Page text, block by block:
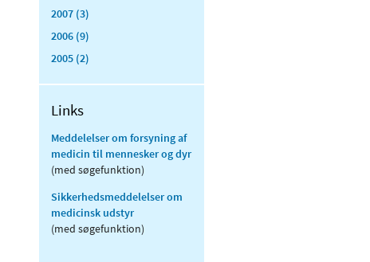
2007 (3)
2006 (9)
2005 (2)
Links
Meddelelser om forsyning af
medicin til mennesker og dyr
(med søgefunktion)
Sikkerhedsmeddelelser om
medicinsk udstyr
(med søgefunktion)